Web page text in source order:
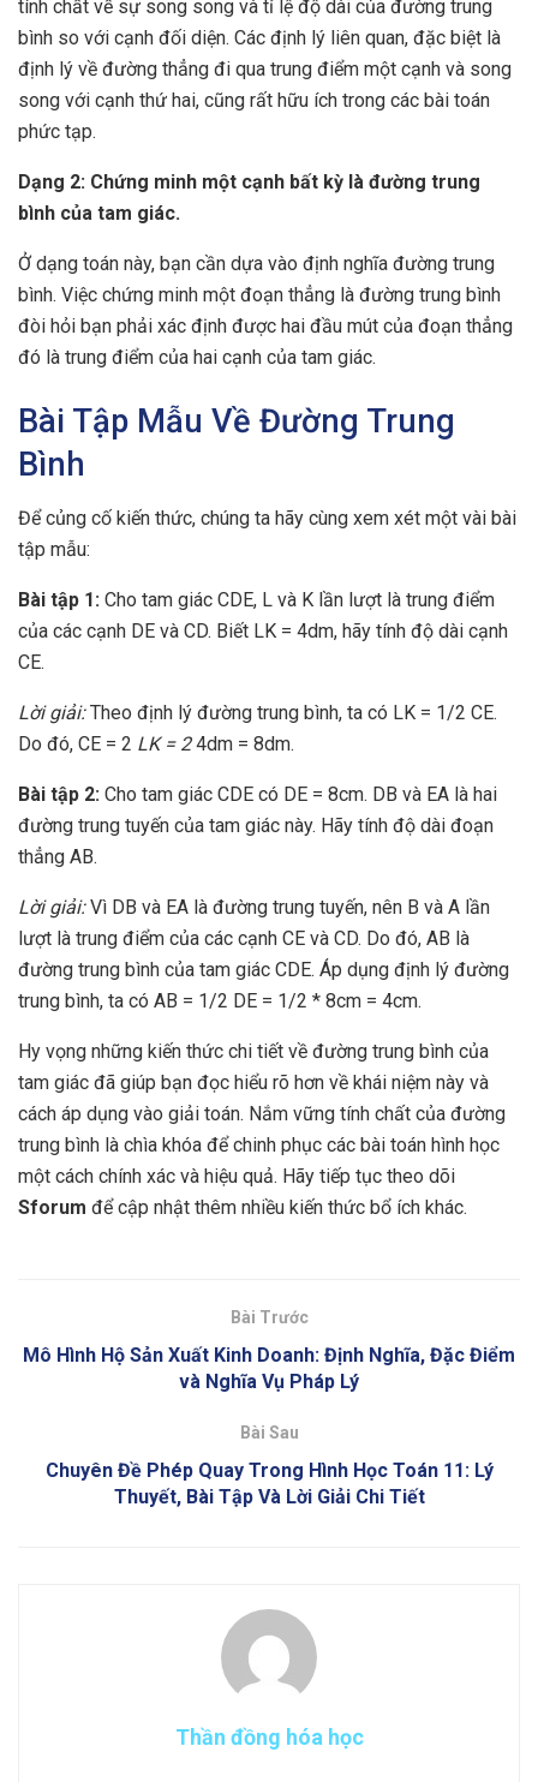
tính chất về sự song song và tỉ lệ độ dài của đường trung
bình so với cạnh đối diện. Các định lý liên quan, đặc biệt là
định lý về đường thẳng đi qua trung điểm một cạnh và song
song với cạnh thứ hai, cũng rất hữu ích trong các bài toán
phức tạp.
Dạng 2: Chứng minh một cạnh bất kỳ là đường trung
bình của tam giác.
Ở dạng toán này, bạn cần dựa vào định nghĩa đường trung
bình. Việc chứng minh một đoạn thẳng là đường trung bình
đòi hỏi bạn phải xác định được hai đầu mút của đoạn thẳng
đó là trung điểm của hai cạnh của tam giác.
Bài Tập Mẫu Về Đường Trung
Bình
Để củng cố kiến thức, chúng ta hãy cùng xem xét một vài bài
tập mẫu:
Bài tập 1: Cho tam giác CDE, L và K lần lượt là trung điểm
của các cạnh DE và CD. Biết LK = 4dm, hãy tính độ dài cạnh
CE.
Lời giải:Theo định lý đường trung bình, ta có LK = 1/2 CE.
Do đó, CE = 2 LK = 24dm = 8dm.
Bài tập 2: Cho tam giác CDE có DE = 8cm. DB và EA là hai
đường trung tuyến của tam giác này. Hãy tính độ dài đoạn
thẳng AB.
Lời giải:Vì DB và EA là đường trung tuyến, nên B và A lần
lượt là trung điểm của các cạnh CE và CD. Do đó, AB là
đường trung bình của tam giác CDE. Áp dụng định lý đường
trung bình, ta có AB = 1/2 DE = 1/2 * 8cm = 4cm.
Hy vọng những kiến thức chi tiết về đường trung bình của
tam giác đã giúp bạn đọc hiểu rõ hơn về khái niệm này và
cách áp dụng vào giải toán. Nắm vững tính chất của đường
trung bình là chìa khóa để chinh phục các bài toán hình học
một cách chính xác và hiệu quả. Hãy tiếp tục theo dõi
Sforum để cập nhật thêm nhiều kiến thức bổ ích khác.
Bài Trước
Mô Hình Hộ Sản Xuất Kinh Doanh: Định Nghĩa, Đặc Điểm
và Nghĩa Vụ Pháp Lý
Bài Sau
Chuyên Đề Phép Quay Trong Hình Học Toán 11: Lý
Thuyết, Bài Tập Và Lời Giải Chi Tiết
Thần đồng hóa học